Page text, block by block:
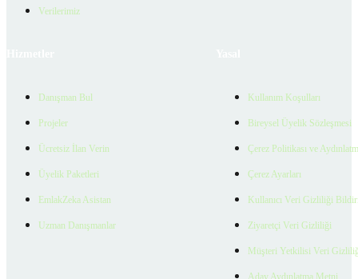
Verilerimiz
Danışman Bul
Projeler
Ücretsiz İlan Verin
Üyelik Paketleri
EmlakZeka Asistan
Uzman Danışmanlar
Kullanım Koşulları
Bireysel Üyelik Sözleşmesi
Çerez Politikası ve
Çerez Ayarları
Kullanıcı Veri Gizliliği
Ziyaretçi Veri Gizliliği
Müşteri Yetkilisi Veri